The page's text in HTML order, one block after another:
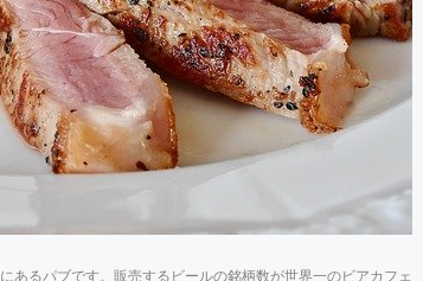
るパブです。販売するビールの銘柄数が世界一のビアカフェ